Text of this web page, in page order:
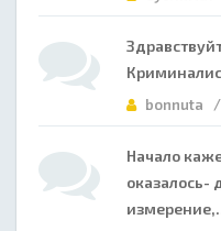
bonnuta /
Начало
оказалось-